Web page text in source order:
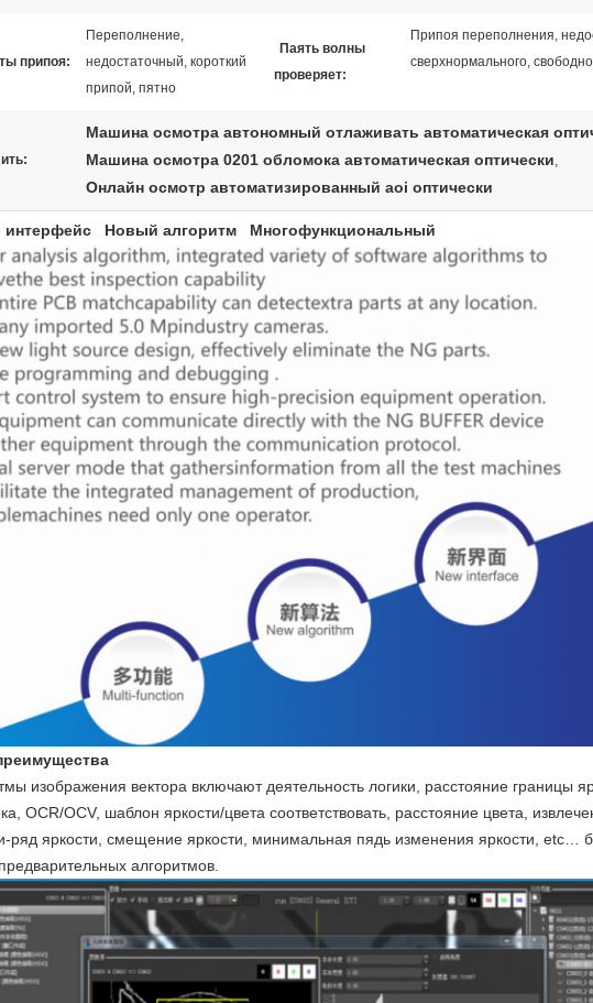
припоя:
Переполнение,
недостаточный, короткий
припой, пятно
Паять волны
проверяет:
Припоя переполнения,
сверхнормального,
Машина осмотра автономный отлаживать автоматическая
Машина осмотра 0201 обломока автоматическая оптически,
Онлайн осмотр автоматизированный aoi оптически
интерфейс Новый алгоритм Многофункциональный
изображения вектора включают деятельность логики, расстояние границы
OCR/OCV, шаблон яркости/цвета соответствовать, расстояние цвета,
ряд яркости, смещение яркости, минимальная пядь изменения яркости, etc…
алгоритмов.